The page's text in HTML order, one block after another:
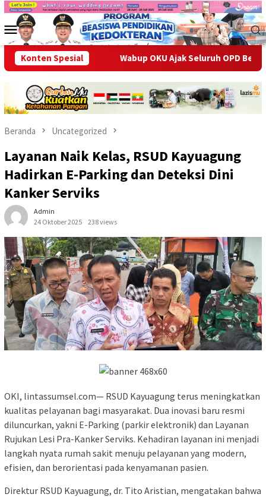
Loncat
kontenMenu
Mobile
Konten SpesialWabup OKU Ajak Seluruh OPD Bersinergi
Beranda Uncategorized
Layanan Naik Kelas, RSUD Kayuagung
Hadirkan E-Parking dan Deteksi Dini
Kanker Serviks
Admin
24 Oktober 2025
238 views
OKI, lintassumsel.com— RSUD Kayuagung terus meningkatkan
kualitas pelayanan bagi masyarakat. Dua inovasi baru resmi
diluncurkan, yakni E-Parking (parkir elektronik) dan Layanan
Rujukan Lesi Pra-Kanker Serviks. Kehadiran layanan ini menjadi
langkah nyata rumah sakit menuju pelayanan yang modern,
efisien, dan berorientasi pada kenyamanan pasien.
Direktur RSUD Kayuagung, dr. Tito Aristian, mengatakan bahwa